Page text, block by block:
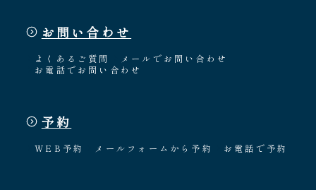
お問い合わせ
よくあるご質問
メールでお問い合わせ
お電話でお問い合わせ
予約
WEB予約 メールフォームから予約 お電話で予約